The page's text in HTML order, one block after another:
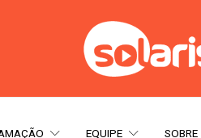
EQUIPE SOBRE